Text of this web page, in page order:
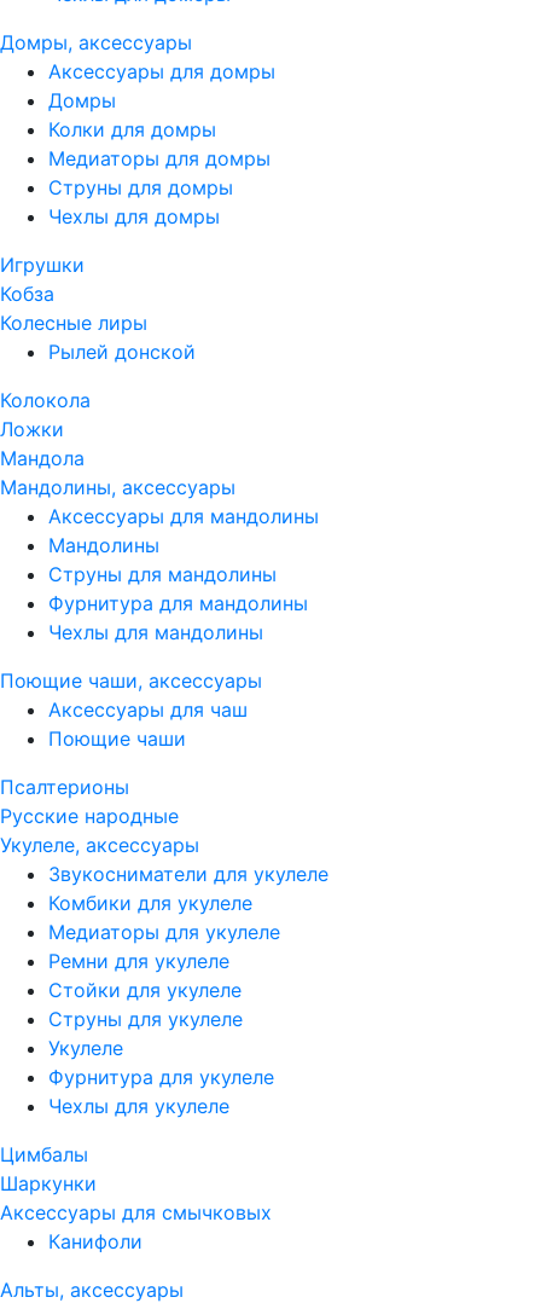
Домры, аксессуары
Аксессуары для домры
Домры
Колки для домры
Медиаторы для домры
Струны для домры
Чехлы для домры
Игрушки
Кобза
Колесные лиры
Рылей донской
Колокола
Ложки
Мандола
Мандолины, аксессуары
Аксессуары для мандолины
Мандолины
Струны для мандолины
Фурнитура для мандолины
Чехлы для мандолины
Поющие чаши, аксессуары
Аксессуары для чаш
Поющие чаши
Псалтерионы
Русские народные
Укулеле, аксессуары
Звукосниматели для укулеле
Комбики для укулеле
Медиаторы для укулеле
Ремни для укулеле
Стойки для укулеле
Струны для укулеле
Укулеле
Фурнитура для укулеле
Чехлы для укулеле
Цимбалы
Шаркунки
Аксессуары для смычковых
Канифоли
Альты, аксессуары